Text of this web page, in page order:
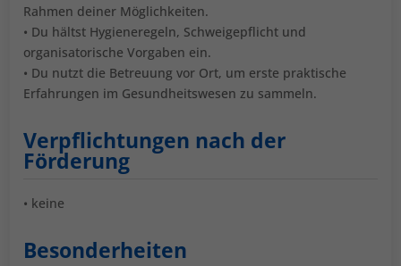
Rahmen deiner Möglichkeiten.
• Du hältst Hygieneregeln, Schweigepflicht und
organisatorische Vorgaben ein.
• Du nutzt die Betreuung vor Ort, um erste praktische
Erfahrungen im Gesundheitswesen zu sammeln.
Verpflichtungen nach der
Förderung
• keine
Besonderheiten